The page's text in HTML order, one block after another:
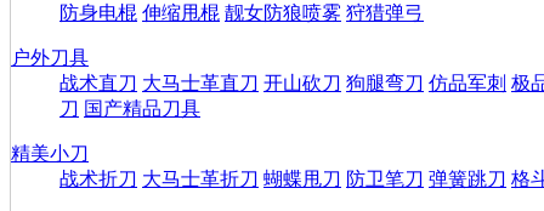
防身电棍 伸缩甩棍 靓女防狼喷雾 狩猎弹弓
户外刀具
战术直刀 大马士革直刀 开山砍刀 狗腿弯刀 仿品军刺 极
刀 国产精品刀具
精美小刀
战术折刀 大马士革折刀 蝴蝶甩刀 防卫笔刀 弹簧跳刀 格